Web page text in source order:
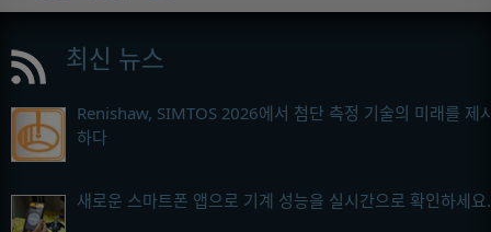
최신 뉴스
Renishaw, SIMTOS 2026에서 첨단 측정 기술의 미래를 제
하다
새로운 스마트폰 앱으로 기계 성능을 실시간으로 확인하세요.